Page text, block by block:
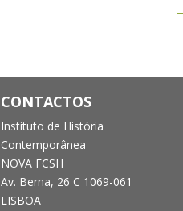
CONTACTOS
Instituto de História
Contemporânea
NOVA FCSH
Av. Berna, 26 C 1069-061
LISBOA